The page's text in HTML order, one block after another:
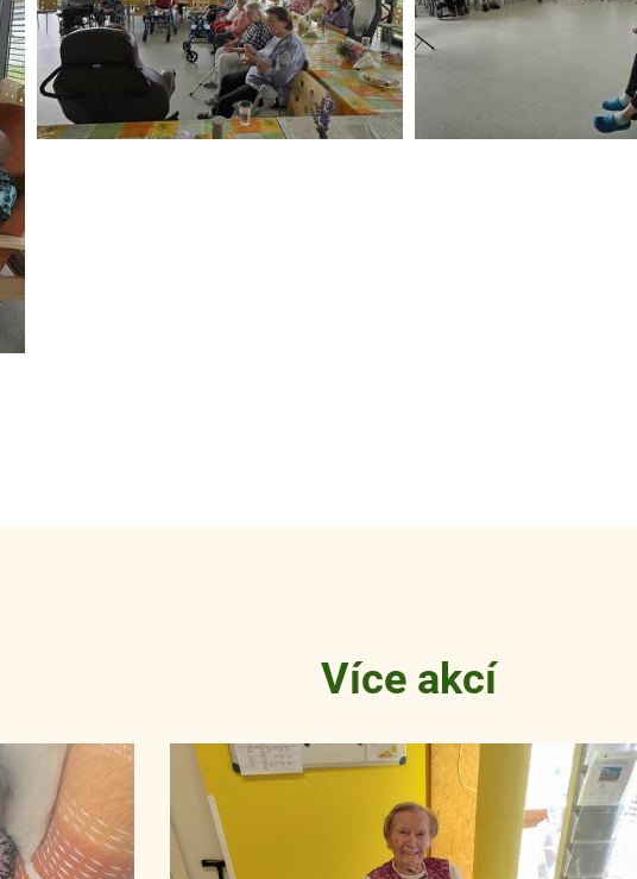
Více akcí